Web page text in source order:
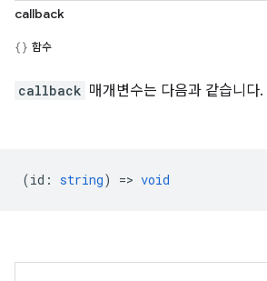
callback
함수
callback 매개변수는 다음과 같습니다.
(id : string) => void